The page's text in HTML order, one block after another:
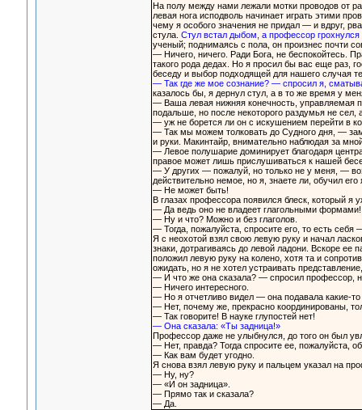
На полу между нами лежали мотки проводов от
левая нога исподволь начинает играть этими
чему я особого значения не придал — и вдруг,
стула. Стул встал дыбом, а профессор
ученый; поднимаясь с пола, он произнес почти
— Ничего, ничего. Ради Бога, не беспокойтесь.
такого рода дедах. Но я просил бы вас еще раз,
беседу и выбор подходящей для нашего случая
— Так где же мое сознание? — спросил я,
казалось бы, я дернул стул, а в то же время у
— Ваша левая нижняя конечность, управляемая
подальше, но после некоторого раздумья не
— уж не борется ли он с искушением перейти в
— Так мы можем толковать до Судного дня, —
и руки. Макинтайр, внимательно наблюдая за
— Левое полушарие доминирует благодаря
правое может лишь прислушиваться к нашей
— У других — пожалуй, но только не у меня, —
действительно немое, но я, знаете ли, обучил
— Не может быть!
В глазах профессора появился блеск, который я
— Да ведь оно не владеет глагольными формами!
— Ну и что? Можно и без глаголов.
— Тогда, пожалуйста, спросите его, то есть
Я с неохотой взял свою левую руку и начал
знаки, дотрагиваясь до левой ладони. Вскоре ее
положил левую руку на колено, хотя та и
ожидать, но я не хотел устраивать
— И что же она сказала? — спросил профессор,
— Ничего интересного.
— Но я отчетливо видел — она подавала какие-
— Нет, почему же, прекрасно координированы,
— Так говорите! В науке глупостей нет!
— Она сказала: «Ты задница!»
Профессор даже не улыбнулся, до того он был
— Нет, правда? Тогда спросите ее, пожалуйста,
— Как вам будет угодно.
Я снова взял левую руку и пальцем указал на
— Ну, ну?
— «И он задница».
— Прямо так и сказала?
— Да.